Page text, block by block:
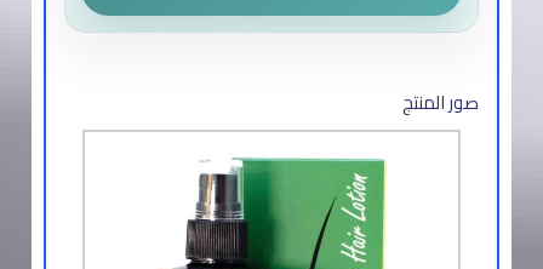
صور المنتج​